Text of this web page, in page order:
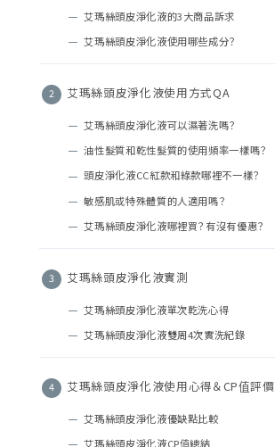
艾瑪絲頭皮淨化液的3大商品訴求
艾瑪絲頭皮淨化液使用哪些成分？
艾瑪絲頭皮淨化液使用方式QA
艾瑪絲頭皮淨化液可以濕著洗嗎？
油性髮質和乾性髮質的使用頻率一樣嗎？
頭皮淨化液CC紅款和綠款哪裡不一樣？
敏感肌或特殊體質的人適用嗎？
艾瑪絲頭皮淨化液哪裡買？有沒有優惠？
艾瑪絲頭皮淨化液實測
艾瑪絲頭皮淨化液單次乾洗心得
艾瑪絲頭皮淨化液雙周4次實洗紀錄
艾瑪絲頭皮淨化液使用心得＆CP值評價
艾瑪絲頭皮淨化液優缺點比較
艾瑪絲頭皮淨化液CP值總結